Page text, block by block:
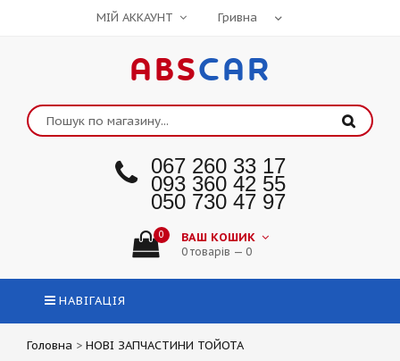
МІЙ АККАУНТ
ABSCAR
067 260 33 17
093 360 42 55
050 730 47 97
0 ВАШ КОШИК
0 товарів — 0
НАВІГАЦІЯ
Головна > НОВІ ЗАПЧАСТИНИ ТОЙОТА